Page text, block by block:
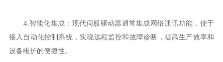
4.智能化集成：现代伺服驱动器通常集成网络通讯功能，便于
接入自动化控制系统，实现远程监控和故障诊断，提高生产效率和
设备维护的便捷性。